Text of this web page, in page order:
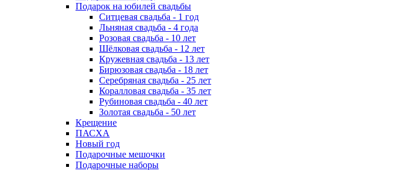
Подарок на юбилей свадьбы
Ситцевая свадьба - 1 год
Льняная свадьба - 4 года
Розовая свадьба - 10 лет
Шёлковая свадьба - 12 лет
Кружевная свадьба - 13 лет
Бирюзовая свадьба - 18 лет
Серебряная свадьба - 25 лет
Коралловая свадьба - 35 лет
Рубиновая свадьба - 40 лет
Золотая свадьба - 50 лет
Крещение
ПАСХА
Новый год
Подарочные мешочки
Подарочные наборы